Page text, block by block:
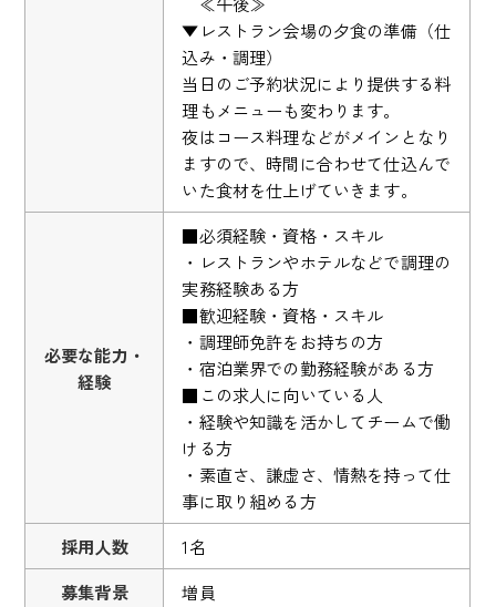
▼レストラン会場の夕食の準備（仕
込み・調理）
当日のご予約状況により提供する料
理もメニューも変わります。
夜はコース料理などがメインとなり
ますので、時間に合わせて仕込んで
いた食材を仕上げていきます。
必要な能力・
経験
■必須経験・資格・スキル
・レストランやホテルなどで調理の
実務経験ある方
■歓迎経験・資格・スキル
・調理師免許をお持ちの方
・宿泊業界での勤務経験がある方
■この求人に向いている人
・経験や知識を活かしてチームで働
ける方
・素直さ、謙虚さ、情熱を持って仕
事に取り組める方
採用人数
1名
募集背景
増員